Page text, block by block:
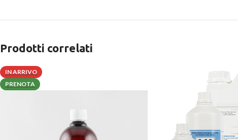
Prodotti correlati
IN ARRIVO
PRENOTA